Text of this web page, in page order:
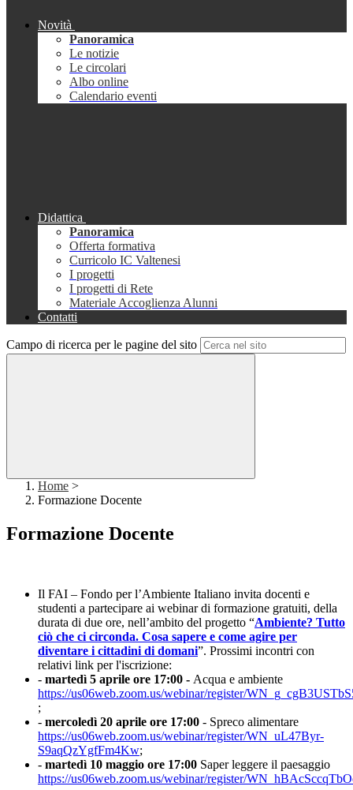
Novità
Panoramica
Le notizie
Le circolari
Albo online
Calendario eventi
Didattica
Panoramica
Offerta formativa
Curricolo IC Valtenesi
I progetti
I progetti di Rete
Materiale Accoglienza Alunni
Contatti
Campo di ricerca per le pagine del sito
Home >
Formazione Docente
Formazione Docente
Il FAI – Fondo per l’Ambiente Italiano invita docenti e
studenti a partecipare ai webinar di formazione gratuiti, della
durata di due ore, nell’ambito del progetto “Ambiente? Tutto
ciò che ci circonda. Cosa sapere e come agire per
diventare i cittadini di domani”. Prossimi incontri con
relativi link per l'iscrizione:
- martedì 5 aprile ore 17:00 - Acqua e ambiente
https://us06web.zoom.us/webinar/register/
;
- mercoledì 20 aprile ore 17:00 - Spreco alimentare
https://us06web.zoom.us/webinar/register/WN_uL47Byr-
S9aqQzYgfFm4Kw;
- martedì 10 maggio ore 17:00 Saper leggere il paesaggio
https://us06web.zoom.us/webinar/register/